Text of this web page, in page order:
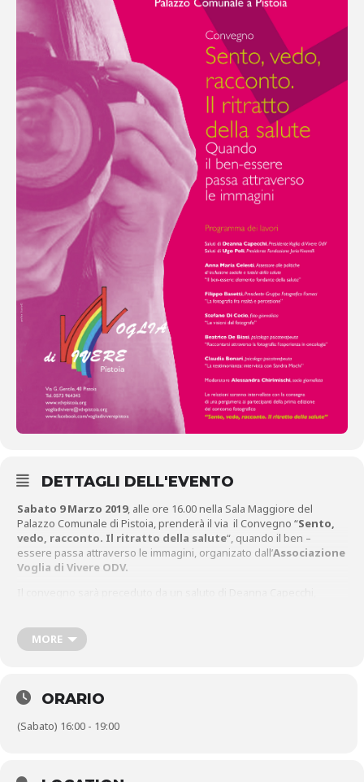
DETTAGLI DELL'EVENTO
Sabato 9 Marzo 2019, alle ore 16.00 nella Sala Maggiore del
Palazzo Comunale di Pistoia, prenderà il via il Convegno “Sento,
vedo, racconto. Il ritratto della salute“, quando il ben –
essere passa attraverso le immagini, organizato dall’Associazione
Voglia di Vivere ODV.
Presenti all’evento in veste di relatori, Anna Maria Celesti, Filippo
MORE
ORARIO
(Sabato) 16:00 - 19:00